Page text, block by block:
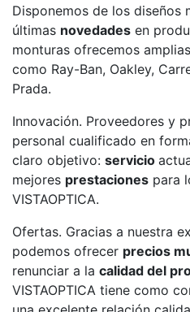
Área deportiva
Tenis
Escuela de
Next Gen
Palmarés
equipos
Leyendas
Jugadores
profesionales
Competiciones
Campeonato
Social de Tenis
Disponemos de los diseños
últimas novedades en
monturas ofrecemos
como Ray-Ban, Oakley,
Prada.
Innovación. Proveedores y
personal cualificado en
claro objetivo: servicio
mejores prestaciones para
VISTAOPTICA.
Ofertas. Gracias a nuestra
podemos ofrecer precios
renunciar a la calidad del
VISTAOPTICA tiene como